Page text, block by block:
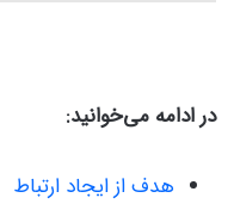
در ادامه می‌خوانید:
هدف از ایجاد ارتباط